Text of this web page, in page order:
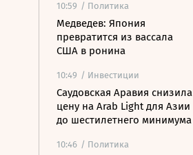
10:59 / Политика
Медведев: Япония
превратится из вассала
США в ронина
10:49 / Инвестиции
Саудовская Аравия снизила
цену на Arab Light для Азии
до шестилетнего минимума
10:46 / Политика